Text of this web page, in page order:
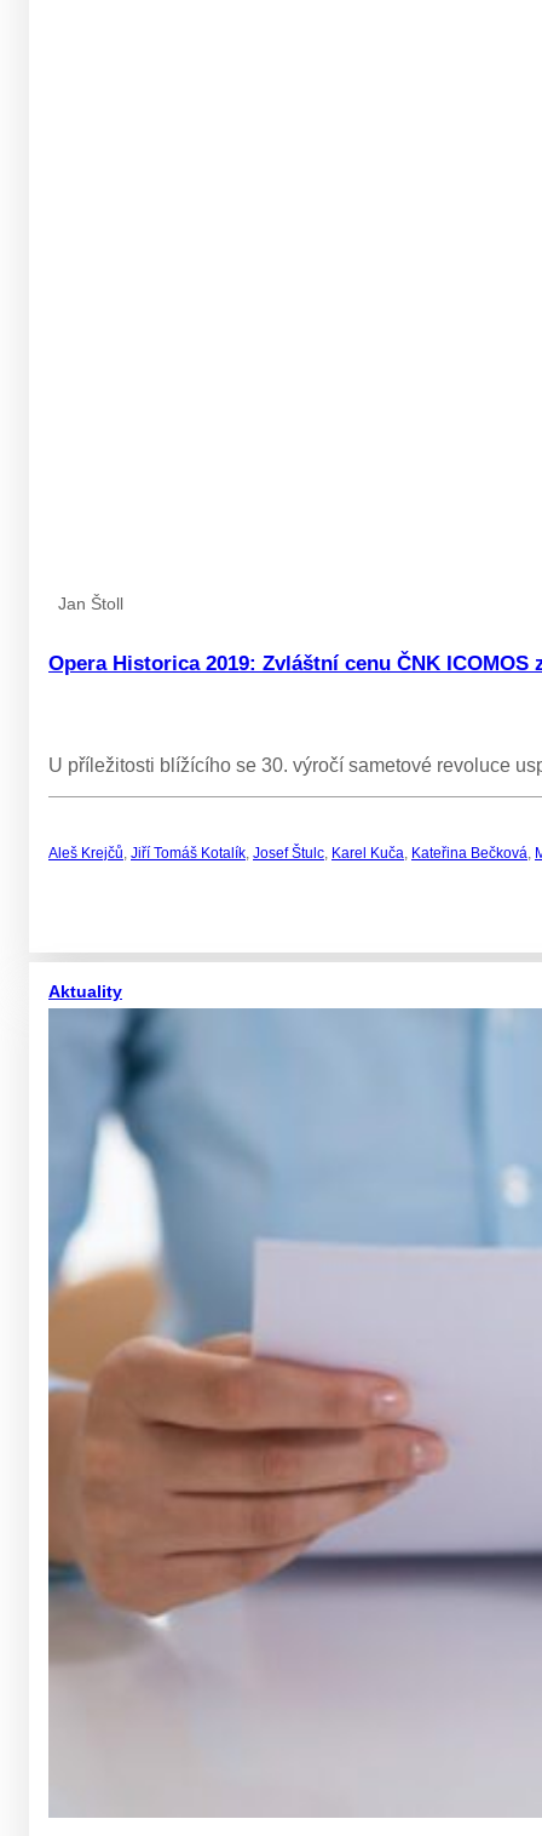
Jan Štoll
Opera Historica 2019: Zvláštní cenu ČNK
U příležitosti blížícího se 30. výročí sametové revoluce
Aleš Krejčů, Jiří Tomáš Kotalík, Josef Štulc, Karel Kuča, Kateřina Bečková,
Aktuality